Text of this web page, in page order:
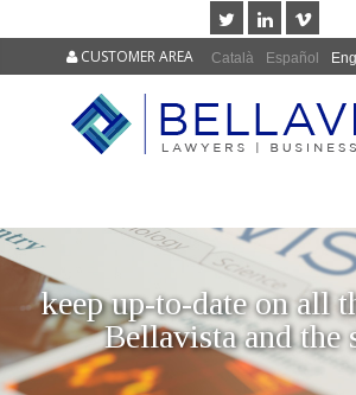
Català Español
CUSTOMER AREA
keep up-to-date on all
Bellavista and the